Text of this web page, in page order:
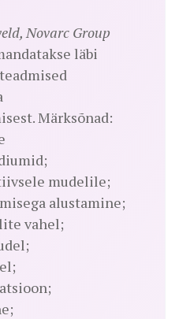
Novarc Group
läbi
Märksõnad:
mudelile;
alustamine;
vahel;